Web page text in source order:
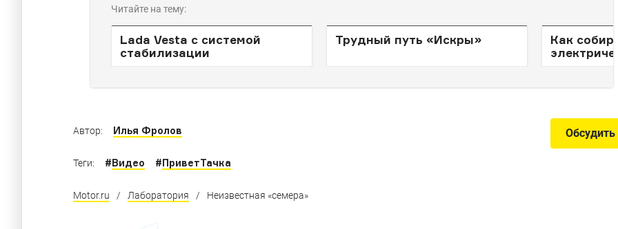
Читайте на тему:
Lada Vesta с системой
стабилизации
Трудный путь «Искры»
Как
Обсудить
Автор: Илья Фролов
Теги: #Видео #ПриветТачка
Motor.ru / Лаборатория / Неизвестная «‎семера»